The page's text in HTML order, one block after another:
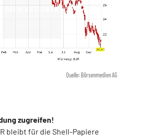
Quelle: Börsenmedien AG
zugreifen!
bleibt für die Shell-Papiere